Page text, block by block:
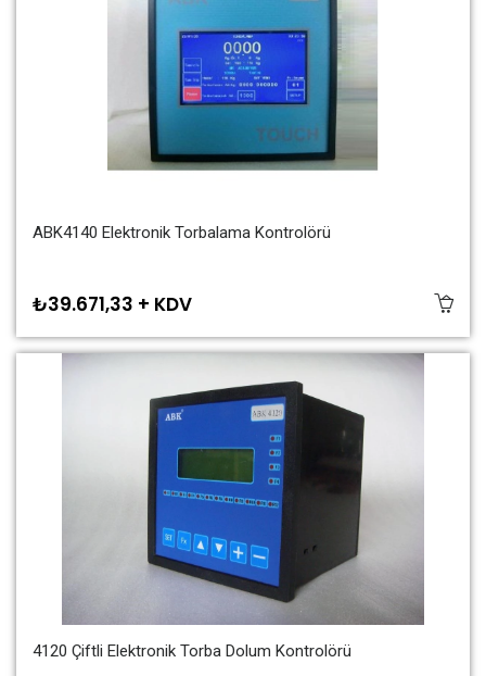
ABK4140 Elektronik Torbalama Kontrolörü
₺39.671,33 + KDV
4120 Çiftli Elektronik Torba Dolum Kontrolörü